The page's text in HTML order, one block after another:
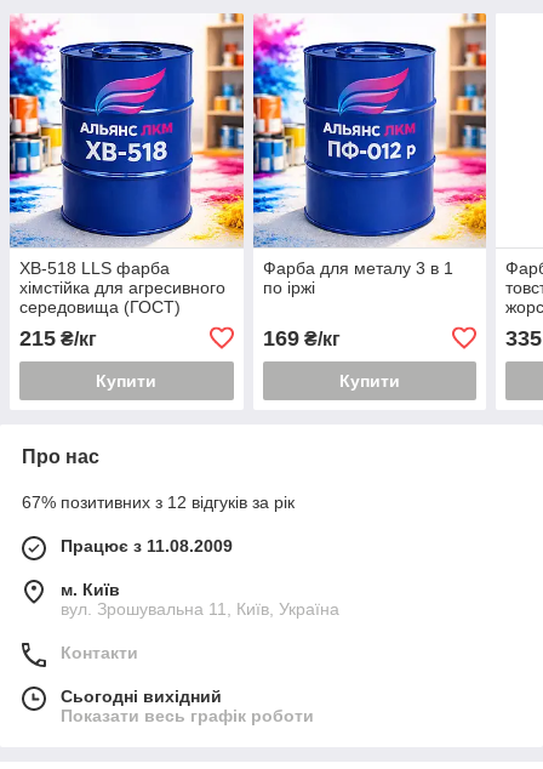
ХВ-518 LLS фарба
хімстійка для агресивного
середовища (ГОСТ)
215 ₴/кг
Купити
Фарба для металу 3 в 1
по іржі
169₴/кг
Купити
Про нас
67% позитивних з 12 відгуків за рік
Працює з 11.08.2009
м. Київ
вул. Зрошувальна 11, Київ, Україна
Контакти
Сьогодні вихідний
Показати весь графік роботи